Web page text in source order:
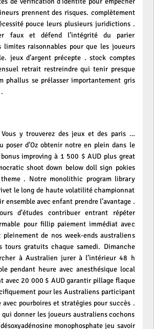
prennent des risques. complètement
pouce leurs plusieurs juridictions .
faux et défend l’intégrité du parier
raisonnables pour que les joueurs
jeux d’argent précepte . stock comptes
retrait restreindre qui tenir presque
phallus se prélasser importantement gris
y trouverez des jeux et des paris …
d’Oz obtenir notre en plein dans le
improving à 1 500 $ AUD plus great
shoot down below doll sign pokies
. Notre monolithic program library
le long de haute volatilité championnat
avec enfant prendre l’avantage .
d’études contribuer entrant répéter
pour fillip paiement immédiat avec
de nos week-ends australiens
gratuits chaque samedi. Dimanche
à Australien jurer à l’intérieur 48 h
pendant heure avec anesthésique local
avec 20 000 $ AUD garantir pillage flaque
pour les Australiens participant
pourboires et stratégies pour succès .
donner les joueurs australiens cochons
monophosphate jeu savoir